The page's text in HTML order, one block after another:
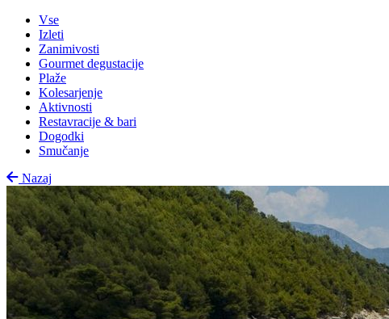
Vse
Izleti
Zanimivosti
Gourmet degustacije
Plaže
Kolesarjenje
Aktivnosti
Restavracije & bari
Dogodki
Smučanje
Nazaj